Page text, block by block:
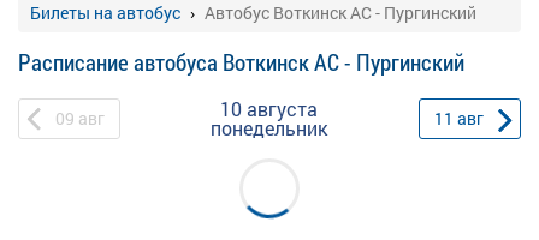
Билеты на автобус Автобус Воткинск АС - Пургинский
Расписание автобуса Воткинск АС - Пургинский
09 авг 10 августа
понедельник 11 авг